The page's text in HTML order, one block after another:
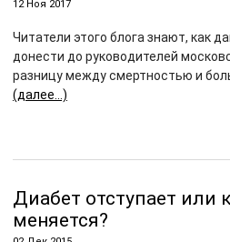
12 Ноя 2017
Читатели этого блога знают, как
донести до руководителей
разницу между смертностью и
(далее…)
Диабет отступает или
меняется?